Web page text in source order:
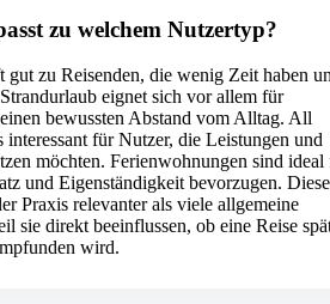
zu welchem Nutzertyp?
gut zu Reisenden, die wenig Zeit haben
eignet sich vor allem für
bewussten Abstand vom Alltag. All
interessant für Nutzer, die Leistungen und
möchten. Ferienwohnungen sind ideal
und Eigenständigkeit bevorzugen. Diese
Praxis relevanter als viele allgemeine
sie direkt beeinflussen, ob eine Reise
wird.